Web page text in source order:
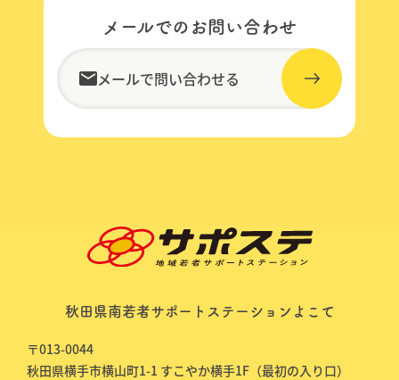
メールでのお問い合わせ
メールで問い合わせる
秋田県南若者サポートステーションよこて
〒013-0044
秋田県横手市横山町1-1 すこやか横手1F（最初の入り口）